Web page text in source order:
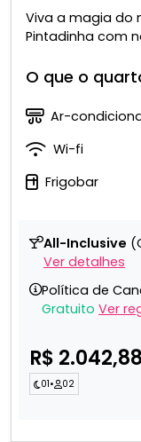
Viva a magia do
Pintadinha com
O que o
Ar-
Wi-fi
Frigobar
All-Inclusive
Ver detalhes
Política de
Gratuito Ver
R$ 2.042,88
01• 02